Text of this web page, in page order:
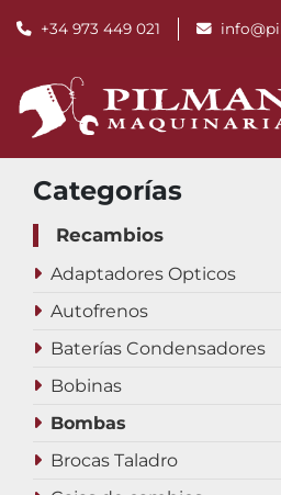
+34 973 449 021
Categorías
Recambios
Adaptadores Opticos
Autofrenos
Baterías Condensadores
Bobinas
Bombas
Brocas Taladro